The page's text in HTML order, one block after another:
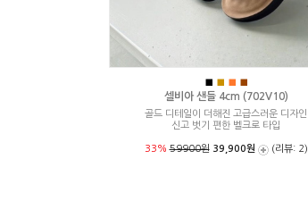
■ ■ ■ ■
셀비아 샌들 4cm (702V10)
골드 디테일이 더해진 고급스러운 디자인
신고 벗기 편한 벨크로 타입
33%59900원 39,900원 (리뷰: 2)